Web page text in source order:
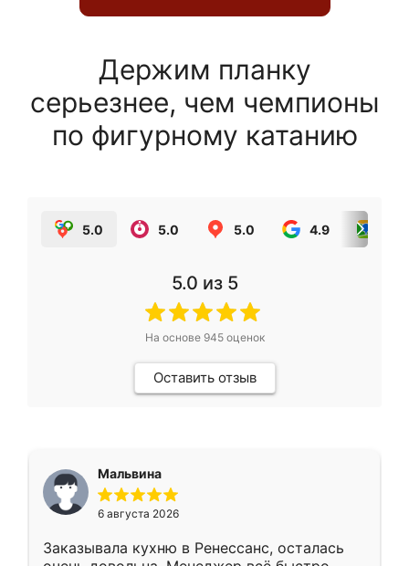
Держим планку
серьезнее, чем чемпионы
по фигурному катанию
5.0 5.0 5.0 4.9
5.0 из 5
На основе 945оценок
Оставить отзыв
Мальвина
6 августа 2026
Заказывала кухню в Ренессанс, осталась